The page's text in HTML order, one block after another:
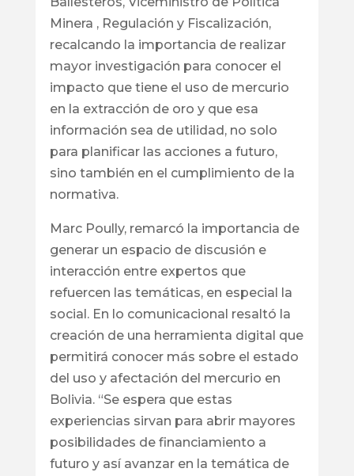
Minera , Regulación y Fiscalización,
recalcando la importancia de realizar
mayor investigación para conocer el
impacto que tiene el uso de mercurio
en la extracción de oro y que esa
información sea de utilidad, no solo
para planificar las acciones a futuro,
sino también en el cumplimiento de la
normativa.
Marc Poully, remarcó la importancia de
generar un espacio de discusión e
interacción entre expertos que
refuercen las temáticas, en especial la
social. En lo comunicacional resaltó la
creación de una herramienta digital que
permitirá conocer más sobre el estado
del uso y afectación del mercurio en
Bolivia. “Se espera que estas
experiencias sirvan para abrir mayores
posibilidades de financiamiento a
futuro y así avanzar en la temática de